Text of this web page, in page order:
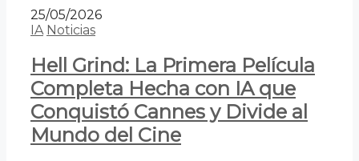
25/05/2026
IA Noticias
Hell Grind: La Primera Película
Completa Hecha con IA que
Conquistó Cannes y Divide al
Mundo del Cine